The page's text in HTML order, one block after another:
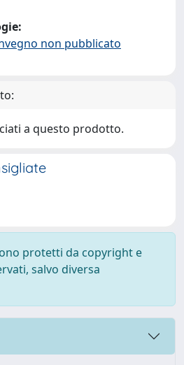
non pubblicato
a questo prodotto.
protetti da copyright e
salvo diversa